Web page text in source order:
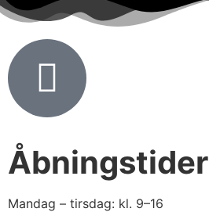
Åbningstider
Mandag – tirsdag: kl. 9–16